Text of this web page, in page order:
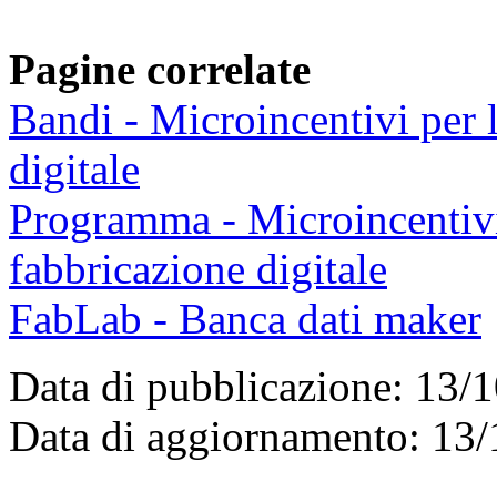
Pagine correlate
Bandi - Microincentivi per
digitale
Programma -
fabbricazione digitale
FabLab - Banca dati maker
Data di pubblicazione: 13/
Data di aggiornamento: